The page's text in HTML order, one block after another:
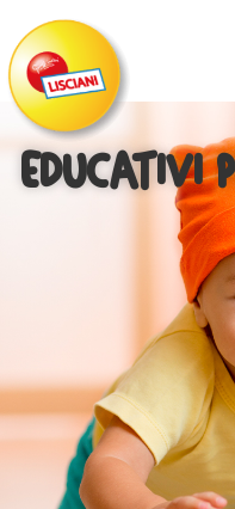
EDUCATIVI